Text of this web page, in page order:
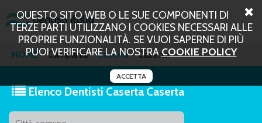
QUESTO SITO WEB O LE SUE COMPONENTI DI
TERZE PARTI UTILIZZANO I COOKIES NECESSARI ALLE
PROPRIE FUNZIONALITÀ. SE VUOI SAPERNE DI PIÙ
PUOI VERIFICARE LA NOSTRACOOKIE POLICY
ACCETTA
HOME Campania Caserta Caserta
Elenco Dentisti Caserta Caserta